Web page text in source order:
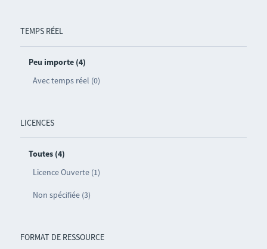
TEMPS RÉEL
Peu importe (4)
Avec temps réel (0)
LICENCES
Toutes (4)
Licence Ouverte (1)
Non spécifiée (3)
FORMAT DE RESSOURCE